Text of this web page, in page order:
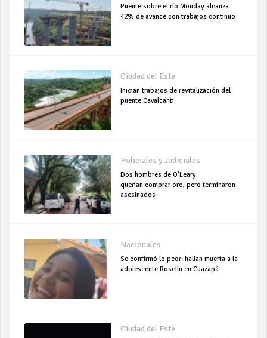
Puente sobre el río Monday alcanza
42% de avance con trabajos continuo
Ciudad del Este
Inician trabajos de revitalización del
puente Cavalcanti
Policiales y Judiciales
Dos hombres de O’Leary
querían comprar oro, pero terminaron
asesinados
Nacionales
Se confirmó lo peor: hallan muerta a la
adolescente Roselín en Caazapá
Ciudad del Este